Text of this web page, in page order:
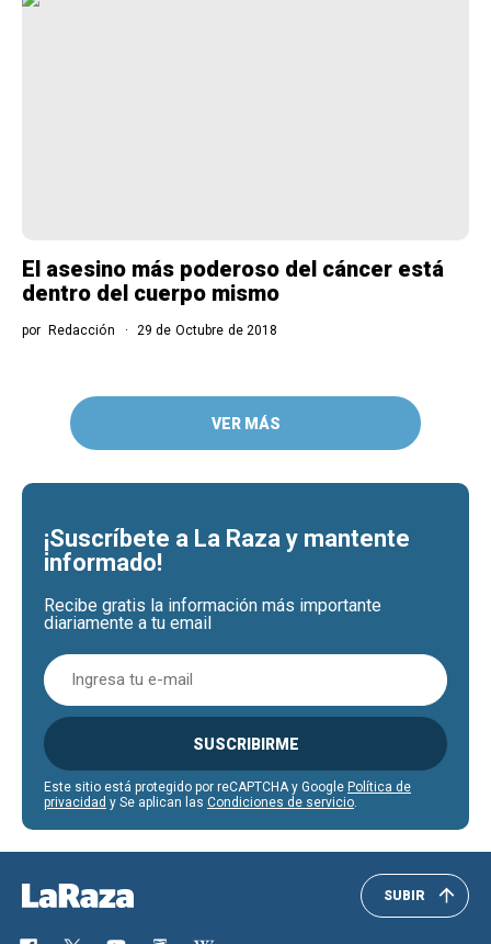
El asesino más poderoso del cáncer está
dentro del cuerpo mismo
por Redacción 29 de Octubre de 2018
VER MÁS
¡Suscríbete a La Raza y mantente
informado!
Recibe gratis la información más importante
diariamente a tu email
SUSCRIBIRME
Este sitio está protegido por reCAPTCHA y Google Política de
privacidad y Se aplican las Condiciones de servicio.
SUBIR